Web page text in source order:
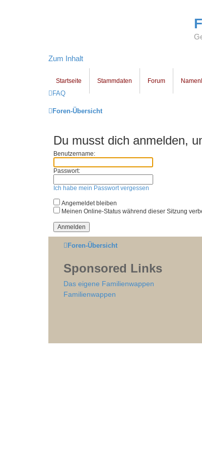
Zum Inhalt
Startseite Stammdaten Forum
FAQ
Foren-Übersicht
Du musst dich anmelden,
Benutzername:
Passwort:
Ich habe mein Passwort vergessen
Angemeldet bleiben
Meinen Online-Status während dieser Sitzung
Foren-Übersicht
Sponsored Links
Das eigene Familienwappen
Familienwappen